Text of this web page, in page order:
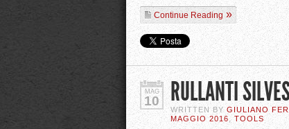
Continue Reading
MAG
10 RULLANTI
WRITTEN BY GIULIANO
MAGGIO 2016
TOOLS